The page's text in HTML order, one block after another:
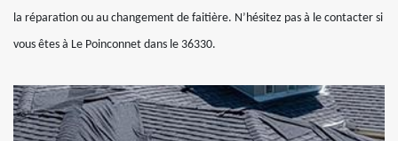
la réparation ou au changement de faitière. N’hésitez pas à le contacter si
vous êtes à Le Poinconnet dans le 36330.